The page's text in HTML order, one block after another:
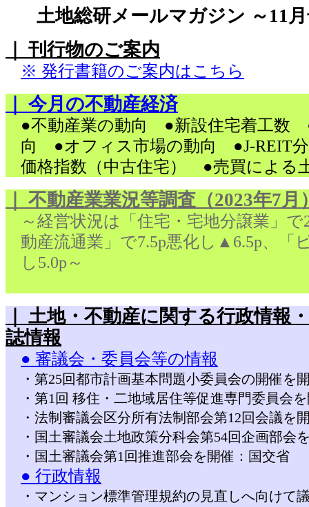
土地総研メールマガジン ～11
｜ 刊行物のご案内
※ 発行書籍のご案内はこちら
｜ 今月の不動産経済
●不動産業の動向 ●新設住宅着工数
向 ●オフィス市場の動向 ●J-REIT
価格指数（中古住宅） ●売買による
｜ 不動産業業況等調査（2023年7月
～経営状況は「住宅・宅地分譲業」で
動産流通業」で7.5p悪化し▲6.5p、「
し5.0p～
｜ 土地・不動産に関する行政情報
誌情報
● 審議会・委員会等の情報
・第25回都市計画基本問題小委員会の開催を
・第1回 移住・二地域居住等促進専門委員会
・法制審議会区分所有法制部会第12回会議を
・国土審議会土地政策分科会第54回企画部会
・国土審議会第1回推進部会を開催：国交省
● 行政情報
・マンション標準管理規約の見直しへ向けて